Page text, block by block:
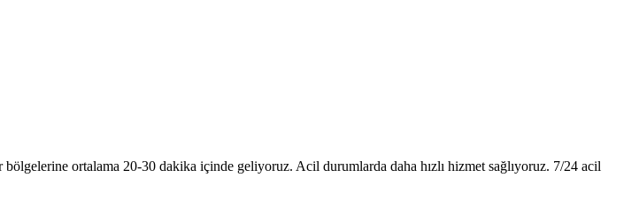
ortalama 20-30 dakika içinde geliyoruz. Acil durumlarda daha hızlı hizmet sağlıyoruz. 7/24 acil